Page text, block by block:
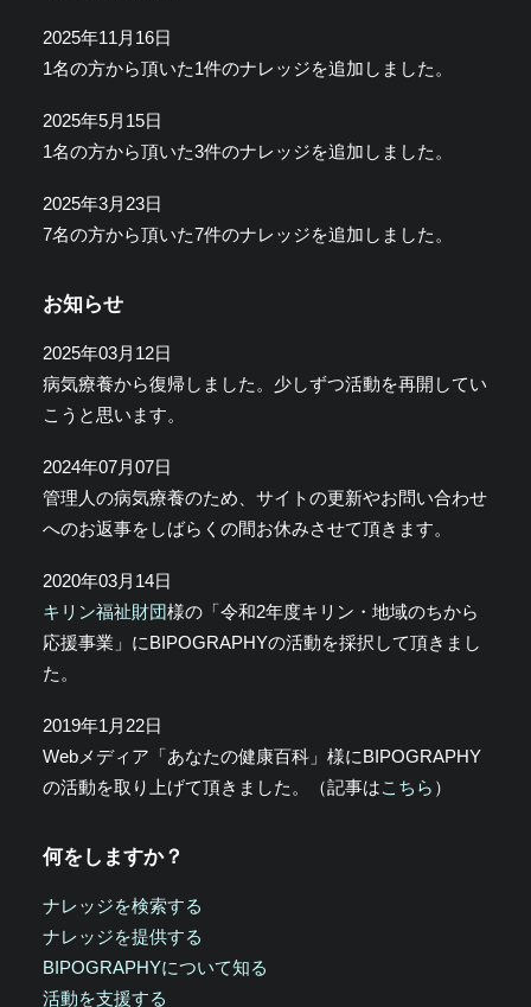
2025年11月16日
1名の方から頂いた1件のナレッジを追加しました。
2025年5月15日
1名の方から頂いた3件のナレッジを追加しました。
2025年3月23日
7名の方から頂いた7件のナレッジを追加しました。
お知らせ
2025年03月12日
病気療養から復帰しました。少しずつ活動を再開してい
こうと思います。
2024年07月07日
管理人の病気療養のため、サイトの更新やお問い合わせ
へのお返事をしばらくの間お休みさせて頂きます。
2020年03月14日
キリン福祉財団様の「令和2年度キリン・地域のちから
応援事業」にBIPOGRAPHYの活動を採択して頂きまし
た。
2019年1月22日
Webメディア「あなたの健康百科」様にBIPOGRAPHY
の活動を取り上げて頂きました。（記事はこちら ）
何をしますか？
ナレッジを検索する
ナレッジを提供する
BIPOGRAPHYについて知る
活動を支援する